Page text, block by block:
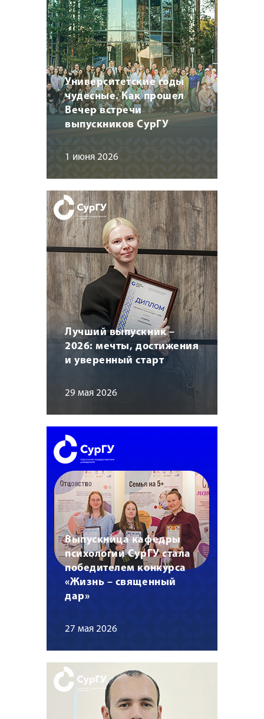
Университетские годы
чудесные. Как прошел
Вечер встречи
выпускников СурГУ
1 июня 2026
Лучший выпускник –
2026: мечты, достижения
и уверенный старт
29 мая 2026
Выпускница кафедры
психологии СурГУ стала
победителем конкурса
«Жизнь – священный
дар»
27 мая 2026